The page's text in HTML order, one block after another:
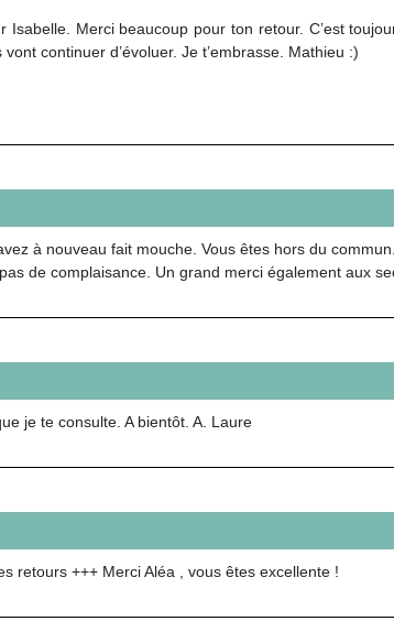
Isabelle. Merci beaucoup pour ton retour. C’est
vont continuer d’évoluer. Je t’embrasse. Mathieu :)
à nouveau fait mouche. Vous êtes hors du
de complaisance. Un grand merci également aux
je te consulte. A bientôt. A. Laure
retours +++ Merci Aléa , vous êtes excellente !